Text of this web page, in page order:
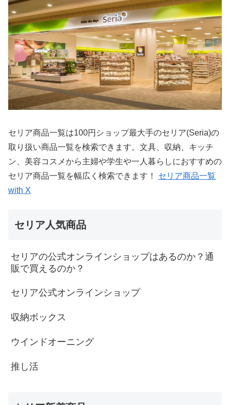
セリア商品一覧は100円ショップ最大手のセリア(Seria)の
取り扱い商品一覧を検索できます。文具、収納、キッチ
ン、美容コスメから主婦や学生や一人暮らしにおすすめの
セリア商品一覧を幅広く検索できます！ セリア商品一覧
with X
セリア人気商品
セリアの公式オンラインショップはあるのか？通
販で買えるのか？
セリア公式オンラインショップ
収納ボックス
ウインドオーニング
推し活